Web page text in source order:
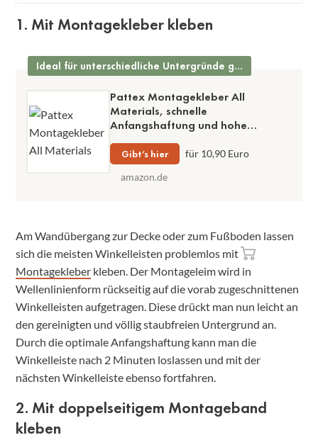
1. Mit Montagekleber kleben
Ideal für unterschiedliche Untergründe geeignet
Pattex Montagekleber All
Materials, schnelle
Anfangshaftung und hohe
Endfestigkeit, für unterschiedliche
Materialien geeignet, praktische
450 g Kartusche, für saugende und
nicht saugende Materialien
Gibt’s hier
für 10,90 Euro
amazon.de
Am Wandübergang zur Decke oder zum Fußboden lassen
sich die meisten Winkelleisten problemlos mit
Montagekleber kleben. Der Montageleim wird in
Wellenlinienform rückseitig auf die vorab zugeschnittenen
Winkelleisten aufgetragen. Diese drückt man nun leicht an
den gereinigten und völlig staubfreien Untergrund an.
Durch die optimale Anfangshaftung kann man die
Winkelleiste nach 2 Minuten loslassen und mit der
nächsten Winkelleiste ebenso fortfahren.
2. Mit doppelseitigem Montageband
kleben